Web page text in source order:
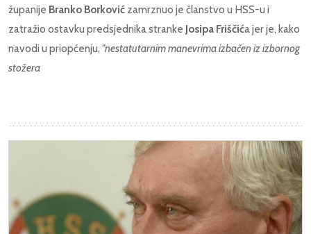
županije Branko Borković zamrznuo je članstvo u HSS-u i
zatražio ostavku predsjednika stranke Josipa Friščića jer je, kako
navodi u priopćenju, "nestatutarnim manevrima izbačen iz izbornog
stožera